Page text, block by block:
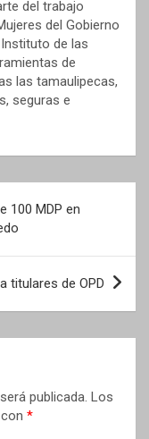
del trabajo
del Gobierno
de las
de
las tamaulipecas,
seguras e
100 MDP en
titulares de OPD
publicada. Los
*